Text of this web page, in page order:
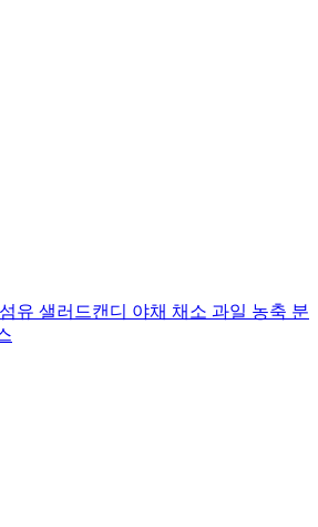
유 샐러드캔디 야채 채소 과일 농축 분